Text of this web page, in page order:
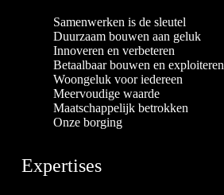
Samenwerken is de sleutel
Duurzaam bouwen aan geluk
Innoveren en verbeteren
Betaalbaar bouwen en exploiteren
Woongeluk voor iedereen
Meervoudige waarde
Maatschappelijk betrokken
Onze borging
Expertises